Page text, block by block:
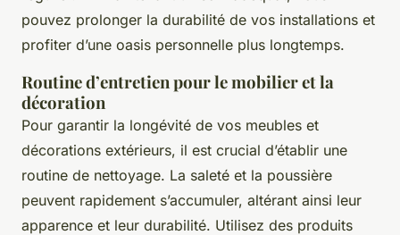
pouvez prolonger la durabilité de vos installations et
profiter d’une oasis personnelle plus longtemps.
Routine d’entretien pour le mobilier et la
décoration
Pour garantir la longévité de vos meubles et
décorations extérieurs, il est crucial d’établir une
routine de nettoyage. La saleté et la poussière
peuvent rapidement s’accumuler, altérant ainsi leur
apparence et leur durabilité. Utilisez des produits